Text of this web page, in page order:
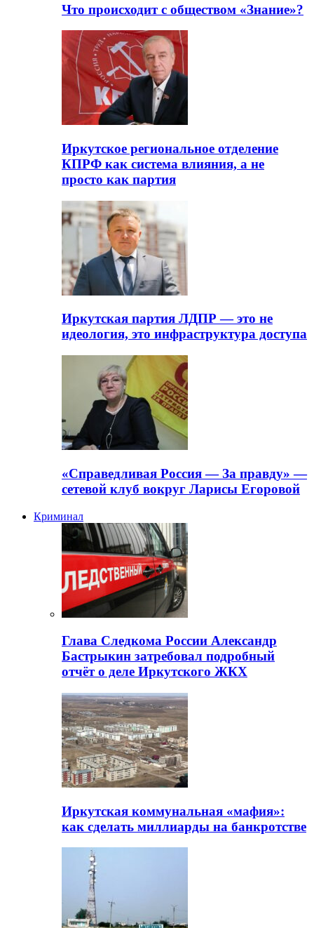
Что происходит с обществом «Знание»?
Иркутское региональное отделение
КПРФ как система влияния, а не
просто как партия
Иркутская партия ЛДПР — это не
идеология, это инфраструктура доступа
«Справедливая Россия — За правду» —
сетевой клуб вокруг Ларисы Егоровой
Криминал
Глава Следкома России Александр
Бастрыкин затребовал подробный
отчёт о деле Иркутского ЖКХ
Иркутская коммунальная «мафия»:
как сделать миллиарды на банкротстве